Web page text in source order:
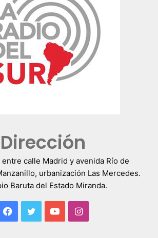
Dirección
entre calle Madrid y avenida Río de
urbanización Las Mercedes.
Baruta del Estado Miranda.
Facebook
TwitterYouTubeInstagram